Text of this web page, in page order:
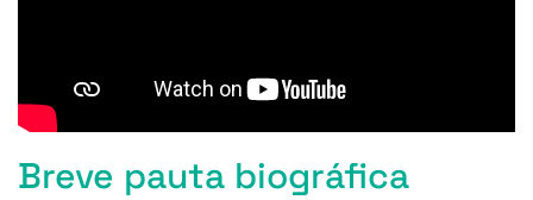
Breve pauta biográfica